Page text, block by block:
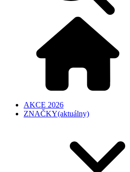
AKCE 2026
ZNAČKY(aktuálny)